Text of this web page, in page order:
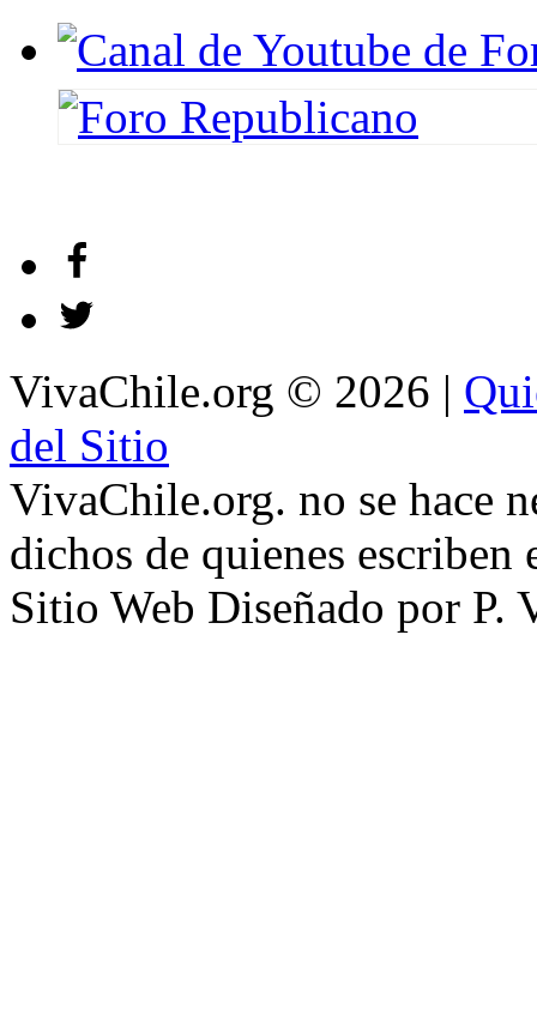
VivaChile.org © 2026 |
del Sitio
VivaChile.org. no se hace
dichos de quienes escriben
Sitio Web Diseñado por